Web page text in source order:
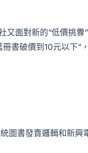
又面對新的“低價挑釁
破價到10元以下”
圖書發賣邏輯和新興